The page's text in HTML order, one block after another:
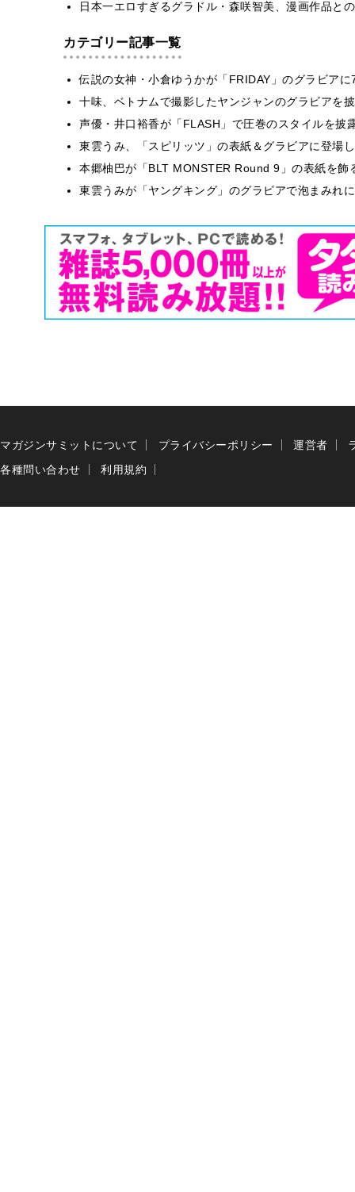
日本一エロすぎるグラドル・森咲智美、漫画作品と
カテゴリー記事一覧
伝説の女神・小倉ゆうかが「FRIDAY」のグラビア
十味、ベトナムで撮影したヤンジャンのグラビアを
声優・井口裕香が「FLASH」で圧巻のスタイルを
東雲うみ、「スピリッツ」の表紙＆グラビアに登場
本郷柚巴が「BLT MONSTER Round 9」の表紙を
東雲うみが「ヤングキング」のグラビアで泡まみれ
マガジンサミットについて プライバシーポリシー 運営者
各種問い合わせ
利用規約